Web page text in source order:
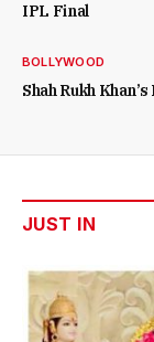
IPL Final
BOLLYWOOD
Shah Rukh
JUST IN